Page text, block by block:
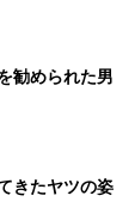
勧められた男
きたヤツの姿